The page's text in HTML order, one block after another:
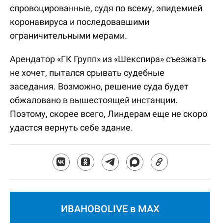
спровоцированные, судя по всему, эпидемией
коронавируса и последовавшими
ограничительными мерами.
Арендатор «ГК Групп» из «Шекспира» съезжать
не хочет, пытался срывать судебные
заседания. Возможно, решение суда будет
обжаловано в вышестоящей инстанции.
Поэтому, скорее всего, Линдерам еще не скоро
удастся вернуть себе здание.
ИВАНОВОLIVE в MAX